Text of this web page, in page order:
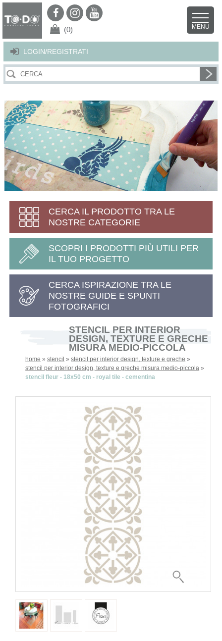
Per offrirti il miglior servizio possibile questo sito utilizza i cookies.
Continuando la navigazione nel sito autorizzi l’uso dei cookies. Per ulteriori
LOGIN/REGISTRATI
(0) MENU
CERCA IL PRODOTTO TRA LE
NOSTRE CATEGORIE
SCOPRI I PRODOTTI PIÙ UTILI PER
IL TUO PROGETTO
CERCA ISPIRAZIONE TRA LE
NOSTRE GUIDE E SPUNTI
FOTOGRAFICI
STENCIL PER INTERIOR
DESIGN, TEXTURE E GRECHE
MISURA MEDIO-PICCOLA
home »stencil »stencil per interior design, texture e greche »
stencil per interior design, texture e greche misura medio-piccola »
stencil fleur - 18x50 cm - royal tile - cementina